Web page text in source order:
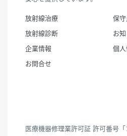
放射線治療
放射線診断
企業情報
お問合せ
保
お
個
医療機器修理業許可証 許可番号